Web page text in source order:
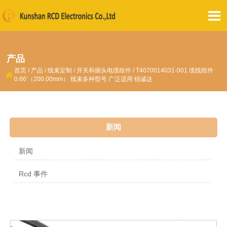

产品
 首页 / 产品 /线束定制 /开关和插头电缆组件 /T4070014031-001 缆线组件
0.66'（200.00mm） 线束多种型号 广泛适用 锐诚达
新闻
新闻
Rcd 事件